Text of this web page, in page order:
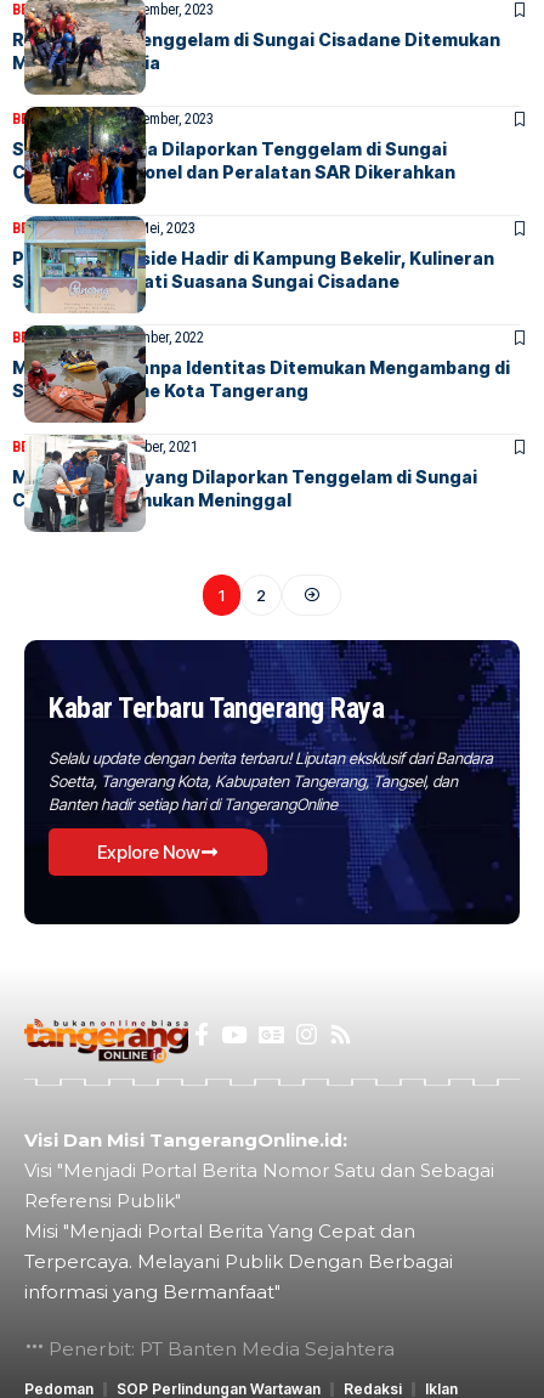
BERITAHOME14 September, 2023
Remaja yang Tenggelam di Sungai Cisadane Ditemukan
Meninggal Dunia
BERITAHOME14 September, 2023
Seorang Remaja Dilaporkan Tenggelam di Sungai
Cisadane, Personel dan Peralatan SAR Dikerahkan
BERITAEKBIS PRO9 Mei, 2023
Pancong Riverside Hadir di Kampung Bekelir, Kulineran
Sambil Menikmati Suasana Sungai Cisadane
BERITAHOME5 November, 2022
Mayat Lelaki Tanpa Identitas Ditemukan Mengambang di
Sungai Cisadane Kota Tangerang
BERITA HOME12 Oktober, 2021
Manusia Silver yang Dilaporkan Tenggelam di Sungai
Cisadane Ditemukan Meninggal
1 2
Kabar Terbaru Tangerang Raya
Selalu update dengan berita terbaru! Liputan eksklusif dari Bandara
Soetta, Tangerang Kota, Kabupaten Tangerang, Tangsel, dan
Banten hadir setiap hari di TangerangOnline
Explore Now
Visi Dan Misi TangerangOnline.id:
Visi "Menjadi Portal Berita Nomor Satu dan Sebagai
Referensi Publik"
Misi "Menjadi Portal Berita Yang Cepat dan
Terpercaya. Melayani Publik Dengan Berbagai
informasi yang Bermanfaat"
Penerbit: PT Banten Media Sejahtera
Pedoman SOP Perlindungan Wartawan Redaksi Iklan